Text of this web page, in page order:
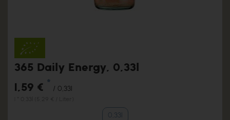
365 Daily Energy, 0,33l
1,59 € *
/ 0,33l
0,33l